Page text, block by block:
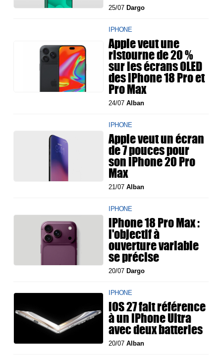
25/07 Dargo
IPHONE
Apple veut une
ristourne de 20 %
sur les écrans OLED
des iPhone 18 Pro et
Pro Max
24/07Alban
IPHONE
Apple veut un écran
de 7 pouces pour
son iPhone 20 Pro
Max
21/07Alban
IPHONE
iPhone 18 Pro Max :
l'objectif à
ouverture variable
se précise
20/07 Dargo
IPHONE
iOS 27 fait référence
à un iPhone Ultra
avec deux batteries
20/07Alban